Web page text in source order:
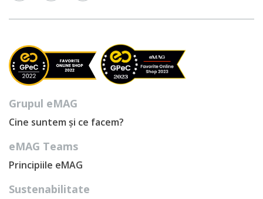
Grupul eMAG
Cine suntem și ce facem?
eMAG Teams
Principiile eMAG
Sustenabilitate